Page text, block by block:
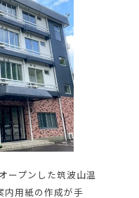
ープンした筑波山温
用紙の作成が手